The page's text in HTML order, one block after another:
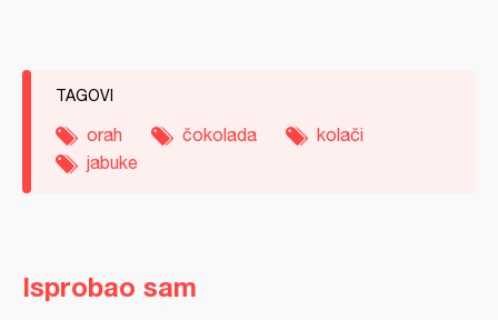
TAGOVI
orah čokolada
kolači
jabuke
Isprobao sam